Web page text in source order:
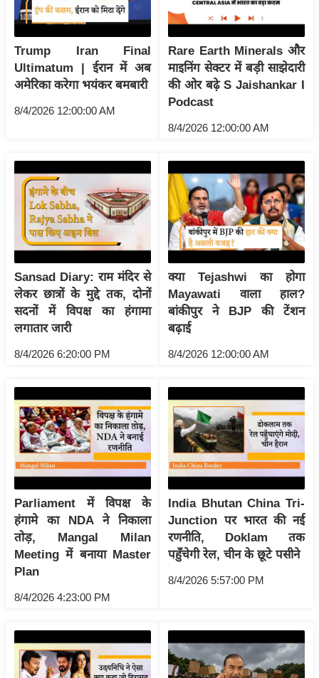
मा
तृ
भू
मि
भ
.
आ
आ
ई
.
चा
य
र
मी
क्षा
ध
र्म
ज्यो
ति
ष
प्र
भु
म
हि
/
ध
र्म
Trump Iran Final
Ultimatum | ईरान में अब
अमेरिका करेगा भयंकर बमबारी
8/4/2026 12:00:00 AM
Rare Earth Minerals और
माइनिंग सेक्टर में बड़ी साझेदारी
की ओर बढ़े S Jaishankar I
Podcast
8/4/2026 12:00:00 AM
Sansad Diary: राम मंदिर से
लेकर छात्रों के मुद्दे तक, दोनों
सदनों में विपक्ष का हंगामा
लगातार जारी
8/4/2026 6:20:00 PM
क्या Tejashwi का होगा
Mayawati वाला हाल?
बांकीपुर ने BJP की टेंशन
बढ़ाई
8/4/2026 12:00:00 AM
Parliament में विपक्ष के
हंगामे का NDA ने निकाला
तोड़, Mangal Milan
Meeting में बनाया Master
Plan
8/4/2026 4:23:00 PM
India Bhutan China Tri-
Junction पर भारत की नई
रणनीति, Doklam तक
पहुँचेगी रेल, चीन के छूटे पसीने
8/4/2026 5:57:00 PM